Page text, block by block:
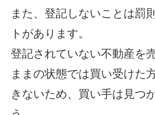
また、登記しないことは罰
トがあります。
登記されていない不動産を
ままの状態では買い受けた
きないため、買い手は見つ